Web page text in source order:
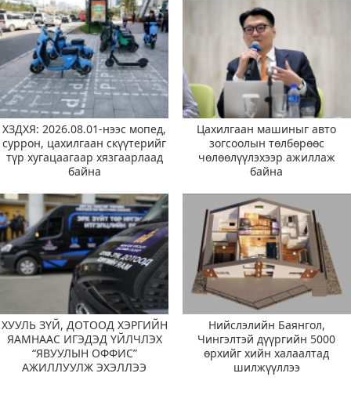
ХЗДХЯ: 2026.08.01-нээс мопед,
суррон, цахилгаан скүүтерийг
түр хугацаагаар хязгаарлаад
байна
Цахилгаан машиныг авто
зогсоолын төлбөрөөс
чөлөөлүүлэхээр ажиллаж
байна
ХУУЛЬ ЗҮЙ, ДОТООД ХЭРГИЙН
ЯАМНААС ИГЭДЭД ҮЙЛЧЛЭХ
“ЯВУУЛЫН ОФФИС”
АЖИЛЛУУЛЖ ЭХЭЛЛЭЭ
Нийслэлийн Баянгол,
Чингэлтэй дүүргийн 5000
өрхийг хийн халаалтад
шилжүүллээ